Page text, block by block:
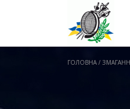
ГОЛОВНА /